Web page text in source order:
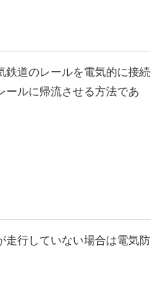
鉄道のレールを電気的に接続
ールに帰流させる方法であ
走行していない場合は電気防